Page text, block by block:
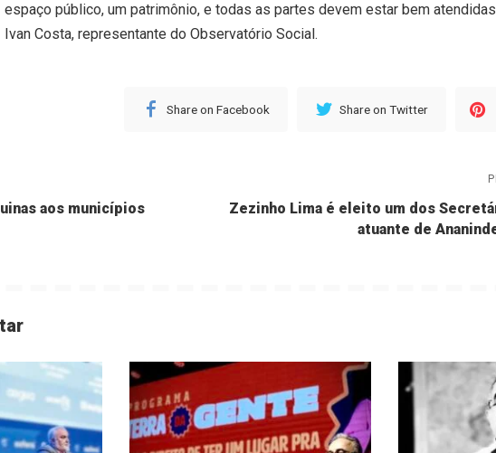
espaço público, um patrimônio, e todas as partes devem estar bem
Ivan Costa, representante do Observatório Social.
Share on Facebook Share on Twitter
aos municípios
Zezinho Lima é eleito um dos
atuante de